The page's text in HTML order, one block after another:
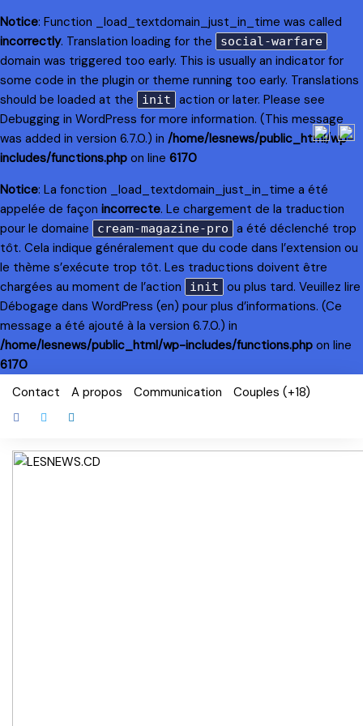
Notice: Function _load_textdomain_just_in_time was called
incorrectly. Translation loading for the social-warfare
domain was triggered too early. This is usually an indicator for
some code in the plugin or theme running too early. Translations
should be loaded at the
init
action or later. Please see
Debugging in WordPress for more information. (This message
was added in version 6.7.0.) in /home/lesnews/public_html/wp-
includes/functions.php on line 6170
Notice: La fonction _load_textdomain_just_in_time a été
appelée de façon incorrecte. Le chargement de la traduction
pour le domaine
cream-magazine-pro
a été déclenché trop
tôt. Cela indique généralement que du code dans l’extension ou
le thème s’exécute trop tôt. Les traductions doivent être
chargées au moment de l’action
init
ou plus tard. Veuillez lire
Débogage dans WordPress (en) pour plus d’informations. (Ce
message a été ajouté à la version 6.7.0.) in
/home/lesnews/public_html/wp-includes/functions.php on line
6170
Skip
content
Contact A propos Communication Couples (+18)